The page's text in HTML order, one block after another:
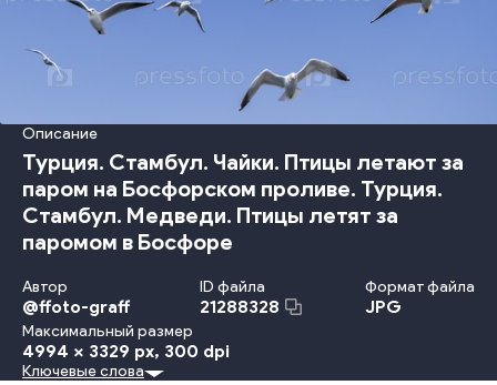
Описание
Турция. Стамбул. Чайки. Птицы летают за
паром на Босфорском проливе. Турция.
Стамбул. Медведи. Птицы летят за
паромом в Босфоре
Автор
@ffoto-graff
ID файла
21288328
Формат файла
JPG
Максимальный размер
4994 x 3329 px, 300 dpi
Природа Туризм
Ключевые слова